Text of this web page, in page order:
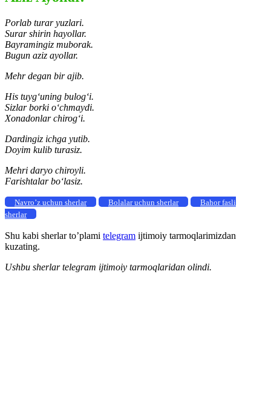
Porlab turar yuzlari.
Surar shirin hayollar.
Bayramingiz muborak.
Bugun aziz ayollar.
Mehr degan bir ajib.
His tuyg‘uning bulog‘i.
Sizlar borki o‘chmaydi.
Xonadonlar chirog‘i.
Dardingiz ichga yutib.
Doyim kulib turasiz.
Mehri daryo chiroyli.
Farishtalar bo‘lasiz.
Navro’z uchun sherlar Bolalar uchun sherlar
Bahor fasli
sherlar
Shu kabi sherlar to’plami telegram ijtimoiy tarmoqlarimizdan
kuzating.
Ushbu sherlar telegram ijtimoiy tarmoqlaridan olindi.